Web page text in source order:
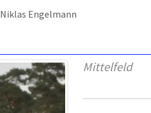
Niklas Engelmann
Mittelfeld